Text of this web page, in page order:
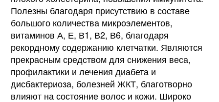
Полезны благодаря присутствию в составе
большого количества микроэлементов,
витаминов А, Е, В1, В2, В6, благодаря
рекордному содержанию клетчатки. Являются
прекрасным средством для снижения веса,
профилактики и лечения диабета и
дисбактериоза, болезней ЖКТ, благотворно
влияют на состояние волос и кожи. Широко